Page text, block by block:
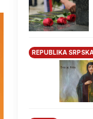
REPUBLIKA